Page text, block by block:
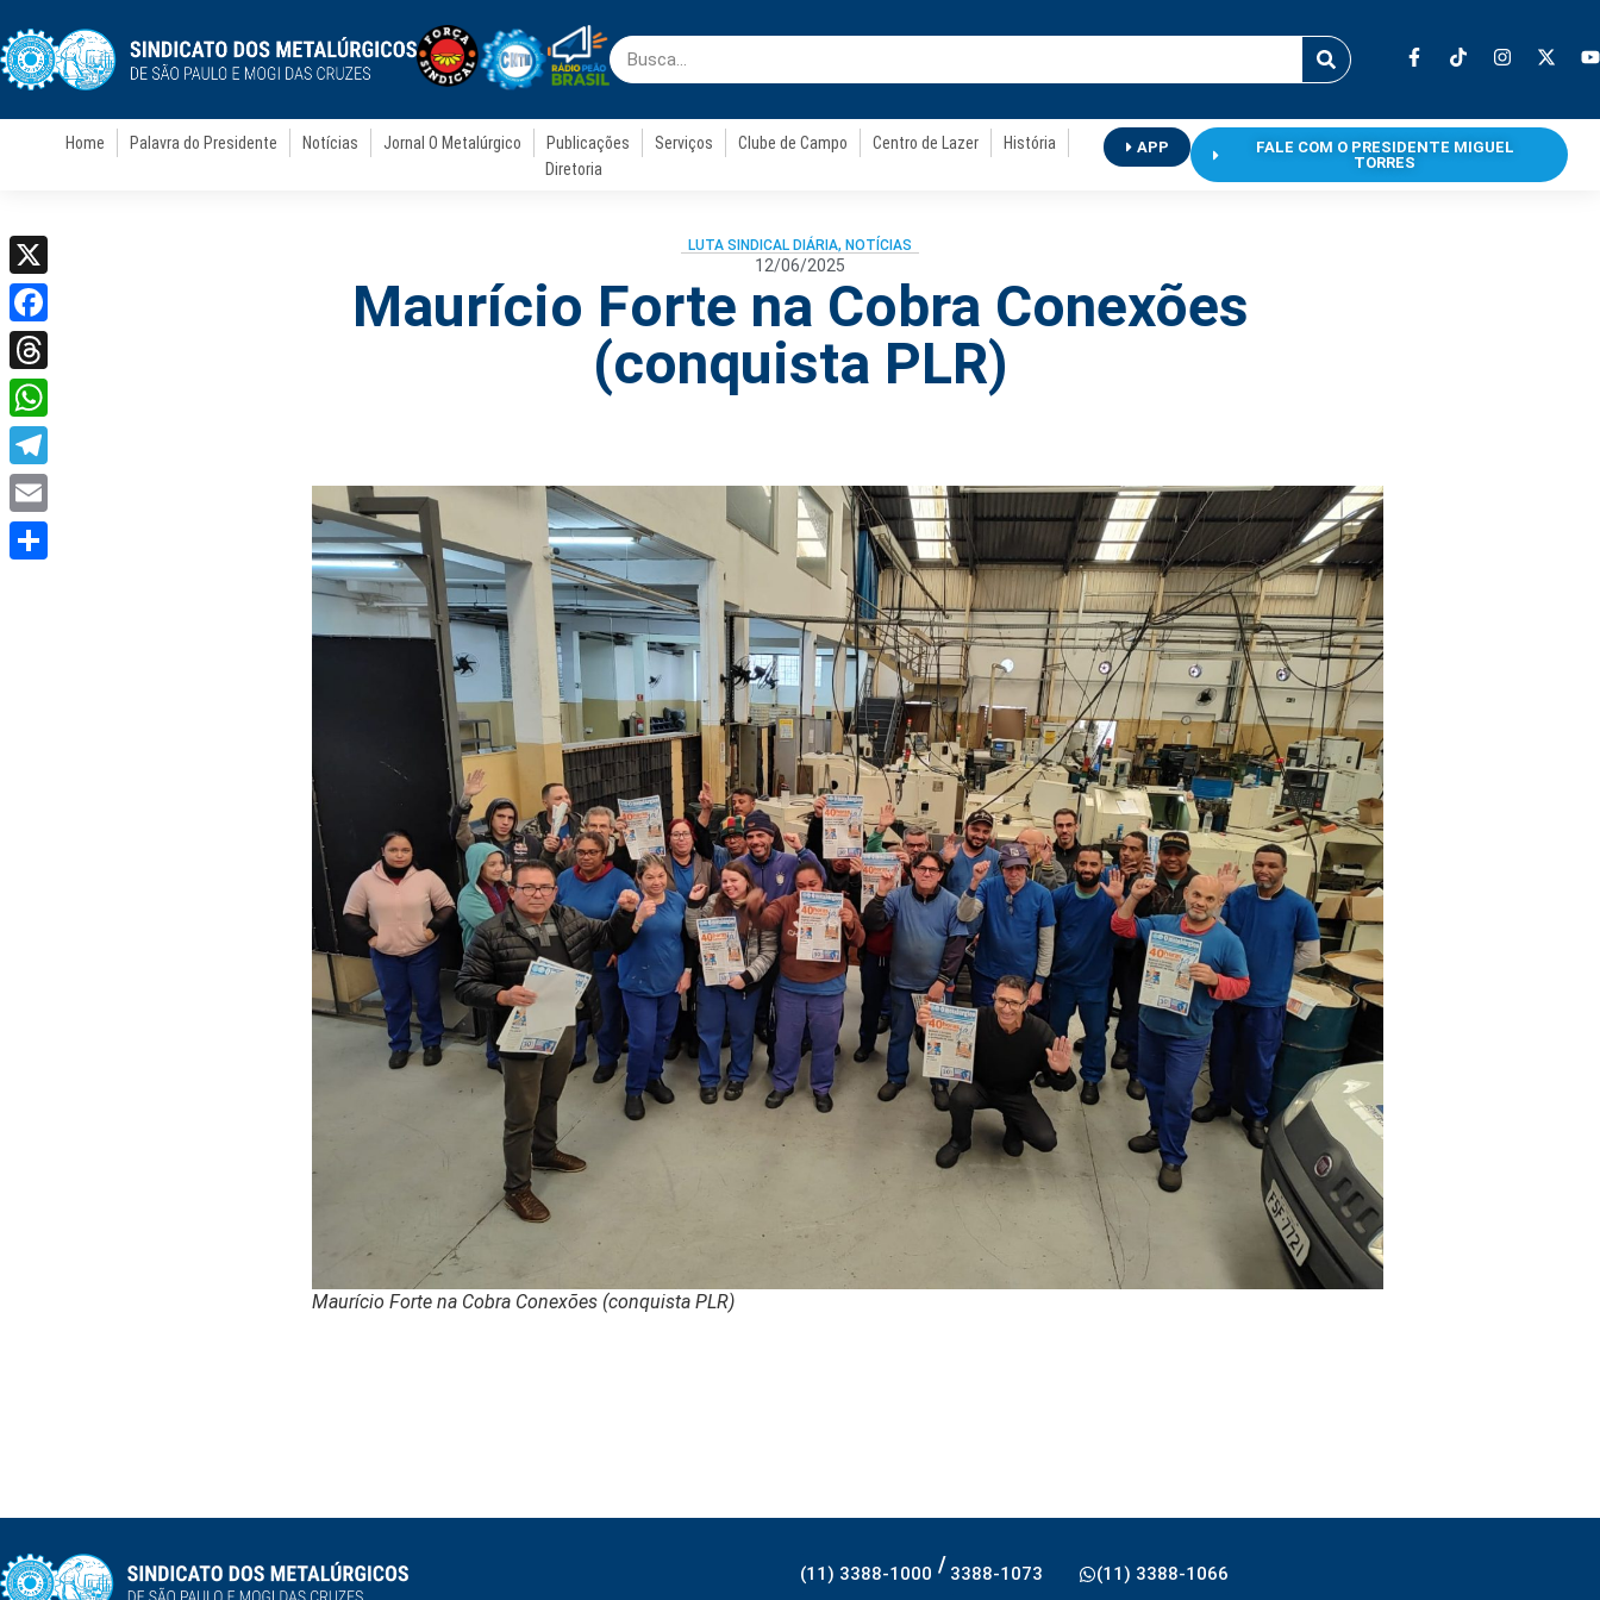
Home Palavra do Presidente Notícias Jornal O Metalúrgico Publicações Serviços Clube de Campo Centro de Lazer
História
Diretoria
APP
FALE COM O PRESIDENTE MIGUEL
TORRES
LUTA SINDICAL DIÁRIA, NOTÍCIAS
12/06/2025
Maurício Forte na Cobra Conexões
(conquista PLR)
Maurício Forte na Cobra Conexões (conquista PLR)
(11) 3388-1000 / 3388-1073 (11) 3388-1066
X
Facebook
Threads
WhatsApp
Telegram
Email